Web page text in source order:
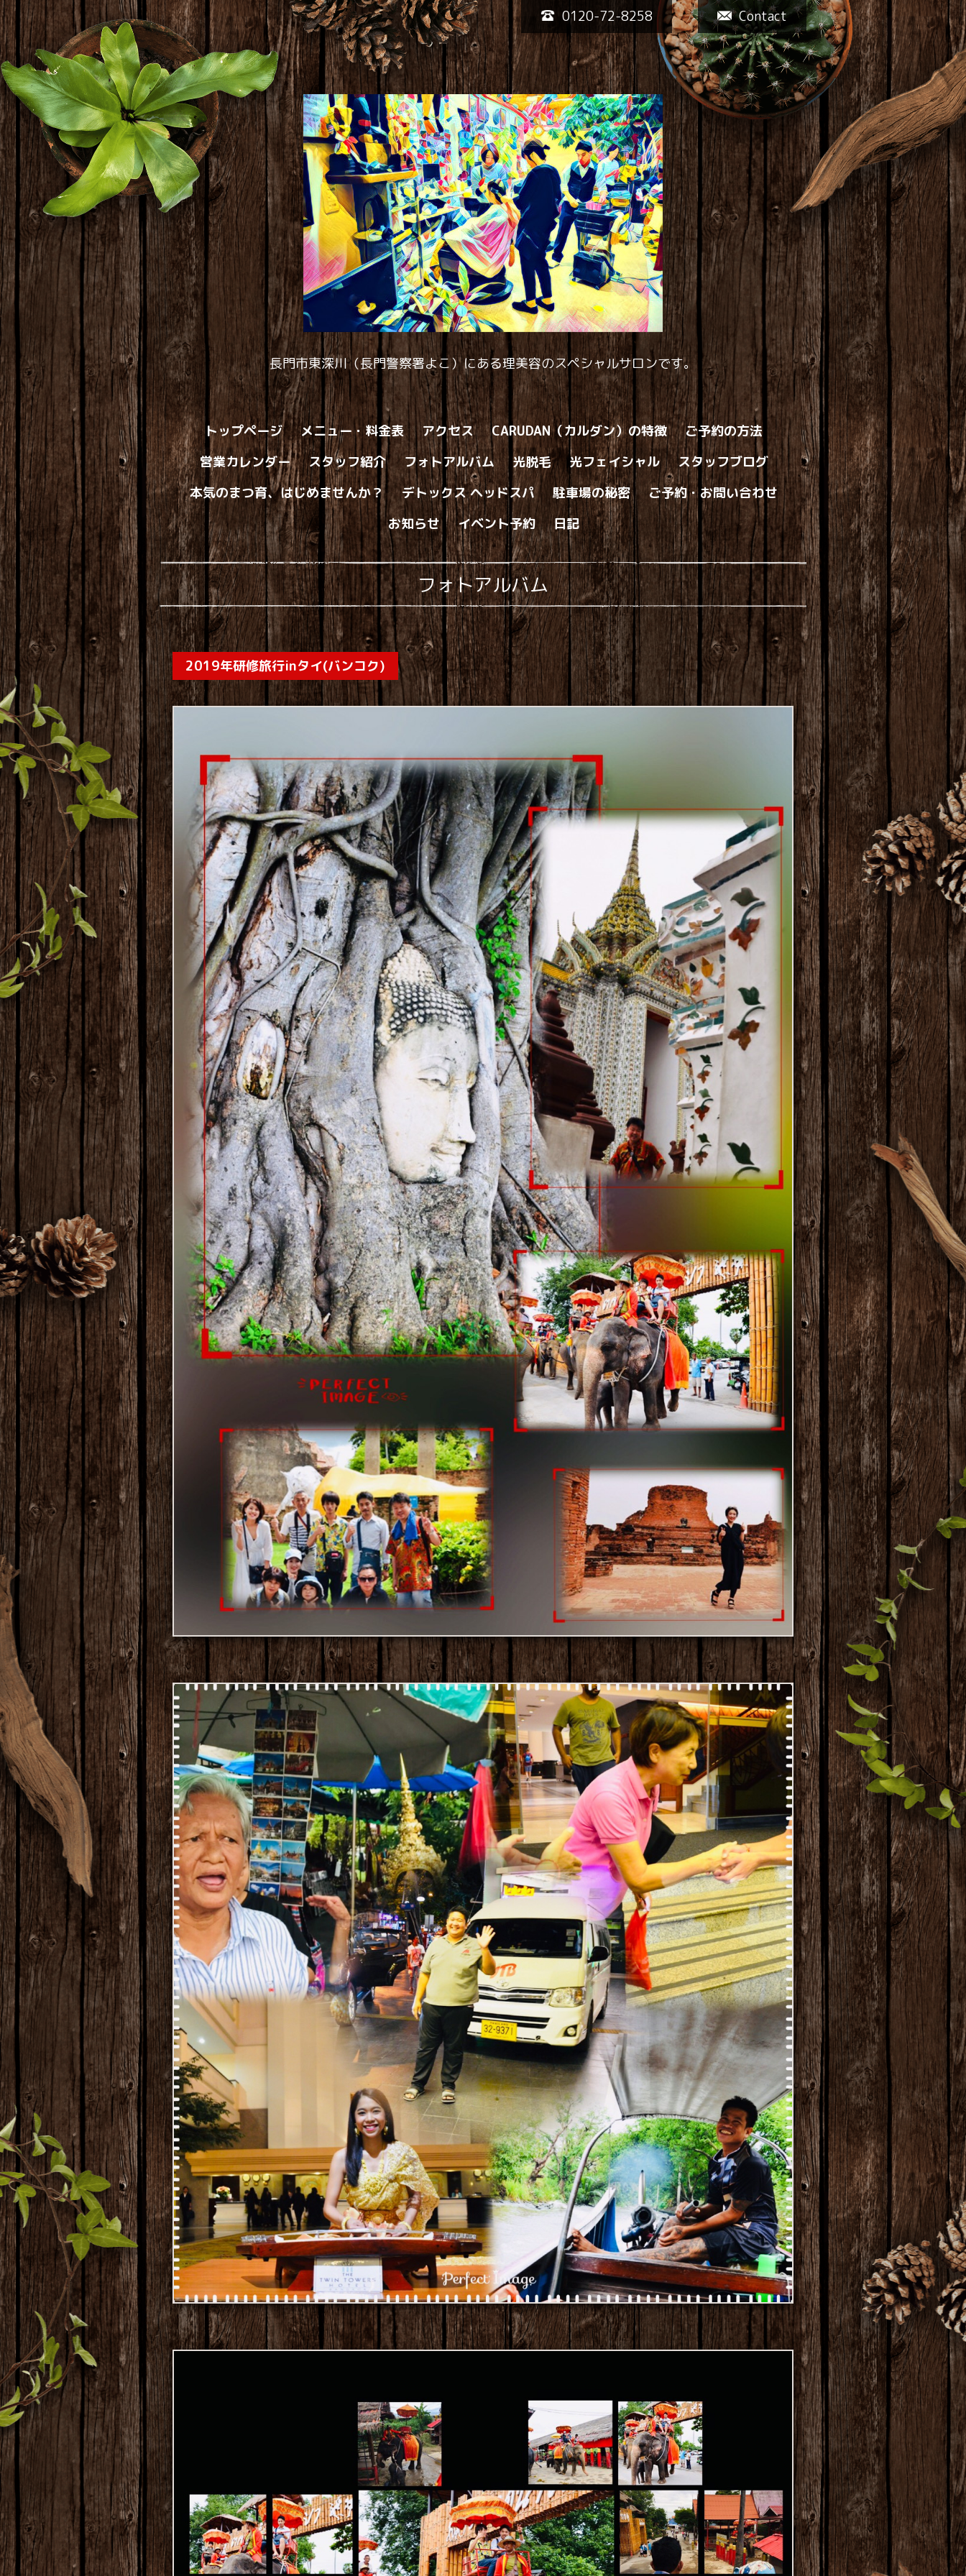
Contact
0120-72-8258
長門市東深川（長門警察署よこ）にある理美容のスペシャルサロンです。
トップページ メニュー・料金表 アクセス CARUDAN（カルダン）の特徴
ご予約の方法
営業カレンダー
スタッフ紹介 フォトアルバム 光脱毛 光フェイシャル
スタッフブログ
本気のまつ育、はじめませんか？
デトックス ヘッドスパ 駐車場の秘密
ご予約・お問い合わせ
お知らせ
イベント予約 日記
フォトアルバム
2019年研修旅行inタイ(バンコク)